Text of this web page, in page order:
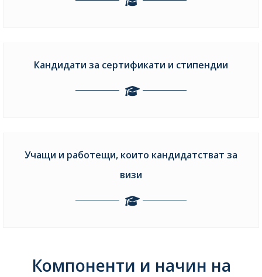
Кандидати за сертификати и стипендии
Учащи и работещи, които кандидатстват за
визи
Компоненти и начин на